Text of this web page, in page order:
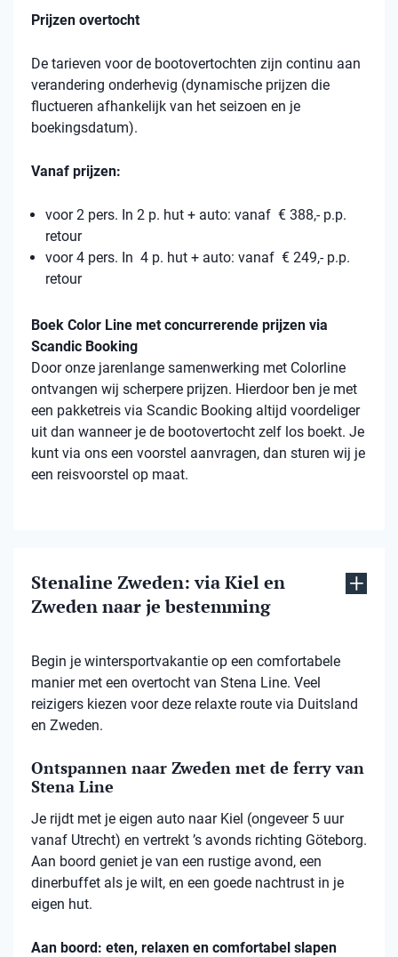
Prijzen overtocht
De tarieven voor de bootovertochten zijn continu aan
verandering onderhevig (dynamische prijzen die
fluctueren afhankelijk van het seizoen en je
boekingsdatum).
Vanaf prijzen:
voor 2 pers. In 2 p. hut + auto: vanaf € 388,- p.p.
retour
voor 4 pers. In 4 p. hut + auto: vanaf € 249,- p.p.
retour
Boek Color Line met concurrerende prijzen via
Scandic Booking
Door onze jarenlange samenwerking met Colorline
ontvangen wij scherpere prijzen. Hierdoor ben je met
een pakketreis via Scandic Booking altijd voordeliger
uit dan wanneer je de bootovertocht zelf los boekt. Je
kunt via ons een voorstel aanvragen, dan sturen wij je
een reisvoorstel op maat.
Stenaline Zweden: via Kiel en
Zweden naar je bestemming
Begin je wintersportvakantie op een comfortabele
manier met een overtocht van Stena Line. Veel
reizigers kiezen voor deze relaxte route via Duitsland
en Zweden.
Ontspannen naar Zweden met de ferry van
Stena Line
Je rijdt met je eigen auto naar Kiel (ongeveer 5 uur
vanaf Utrecht) en vertrekt ’s avonds richting Göteborg.
Aan boord geniet je van een rustige avond, een
dinerbuffet als je wilt, en een goede nachtrust in je
eigen hut.
Aan boord: eten, relaxen en comfortabel slapen